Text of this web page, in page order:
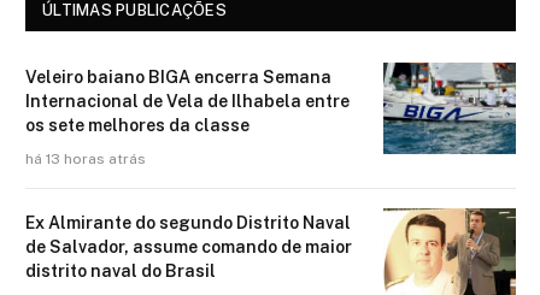
ÚLTIMAS PUBLICAÇÕES
Veleiro baiano BIGA encerra Semana
Internacional de Vela de Ilhabela entre
os sete melhores da classe
há 13 horas atrás
Ex Almirante do segundo Distrito Naval
de Salvador, assume comando de maior
distrito naval do Brasil